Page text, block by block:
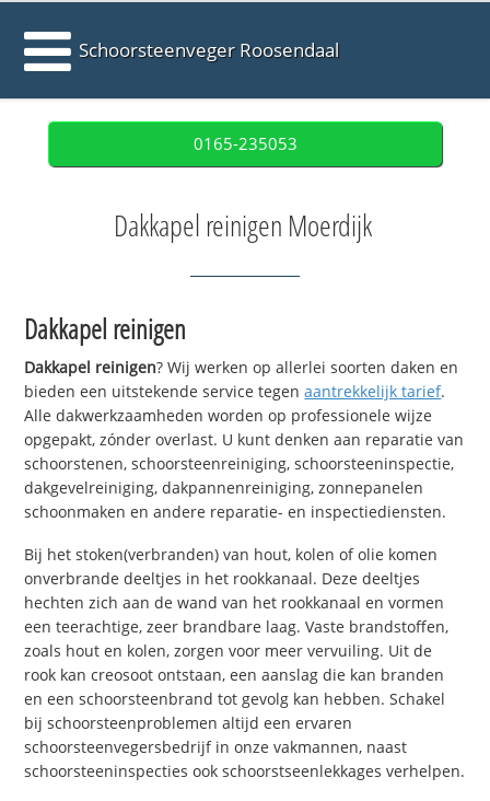
Schoorsteenveger Roosendaal
0165-235053
Dakkapel reinigen Moerdijk
Dakkapel reinigen
Dakkapel reinigen? Wij werken op allerlei soorten daken en
bieden een uitstekende service tegenaantrekkelijk tarief.
Alle dakwerkzaamheden worden op professionele wijze
opgepakt, zónder overlast. U kunt denken aan reparatie van
schoorstenen, schoorsteenreiniging, schoorsteeninspectie,
dakgevelreiniging, dakpannenreiniging, zonnepanelen
schoonmaken en andere reparatie- en inspectiediensten.
Bij het stoken(verbranden) van hout, kolen of olie komen
onverbrande deeltjes in het rookkanaal. Deze deeltjes
hechten zich aan de wand van het rookkanaal en vormen
een teerachtige, zeer brandbare laag. Vaste brandstoffen,
zoals hout en kolen, zorgen voor meer vervuiling. Uit de
rook kan creosoot ontstaan, een aanslag die kan branden
en een schoorsteenbrand tot gevolg kan hebben. Schakel
bij schoorsteenproblemen altijd een ervaren
schoorsteenvegersbedrijf in onze vakmannen, naast
schoorsteeninspecties ook schoorstseenlekkages verhelpen.